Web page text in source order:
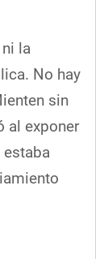
la
No hay
sin
al exponer
estaba